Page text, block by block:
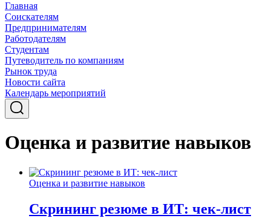
Главная
Соискателям
Предпринимателям
Работодателям
Студентам
Путеводитель по компаниям
Рынок труда
Новости сайта
Календарь мероприятий
Оценка и развитие навыков
Оценка и развитие навыков
Скрининг резюме в ИТ: чек-лист